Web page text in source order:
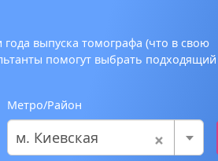
выпуска томографа (что в свою
помогут выбрать подходящий
Метро/Район
×
м. Киевская